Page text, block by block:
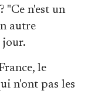
"Ce n'est un
autre
jour.
le
n'ont pas les